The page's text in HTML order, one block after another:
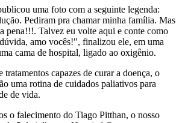
uma foto com a seguinte legenda:
Pediram pra chamar minha família. Mas
pena!!!. Talvez eu volte aqui e conte como
amo vocês!", finalizou ele, em uma
cama de hospital, ligado ao oxigênio.
tratamentos capazes de curar a doença, o
uma rotina de cuidados paliativos para
de vida.
o falecimento do Tiago Pitthan, o nosso